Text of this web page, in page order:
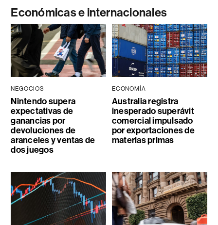
Económicas e internacionales
NEGOCIOS
Nintendo supera
expectativas de
ganancias por
devoluciones de
aranceles y ventas de
dos juegos
ECONOMÍA
Australia registra
inesperado superávit
comercial impulsado
por exportaciones de
materias primas